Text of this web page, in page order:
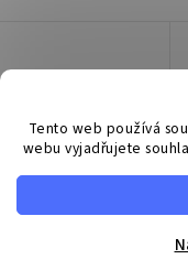
Tento web používá
webu vyjadřujete